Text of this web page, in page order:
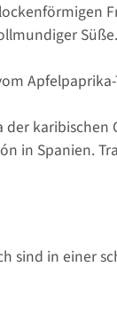
karibischen
in Spanien.
in einer